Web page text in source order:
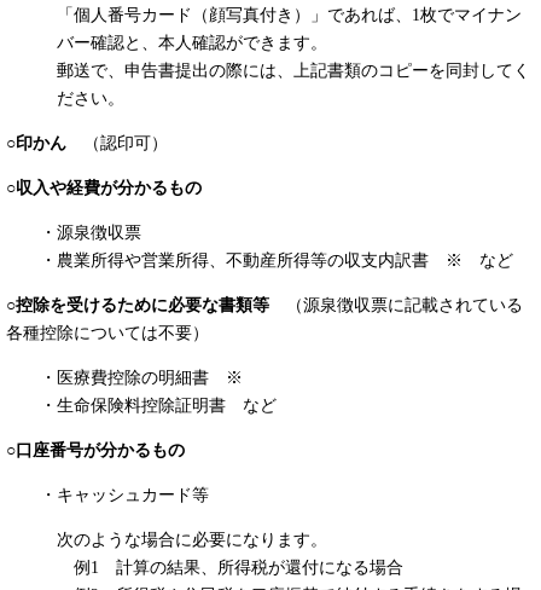
「個人番号カード（顔写真付き）」であれば、1枚でマイナン
バー確認と、本人確認ができます。
郵送で、申告書提出の際には、上記書類のコピーを同封してく
ださい。
○印かん （認印可）
○収入や経費が分かるもの
・源泉徴収票
・農業所得や営業所得、不動産所得等の収支内訳書 ※ など
○控除を受けるために必要な書類等
（源泉徴収票に記載されている
各種控除については不要）
・医療費控除の明細書 ※
・生命保険料控除証明書 など
○口座番号が分かるもの
・キャッシュカード等
次のような場合に必要になります。
例1 計算の結果、所得税が還付になる場合